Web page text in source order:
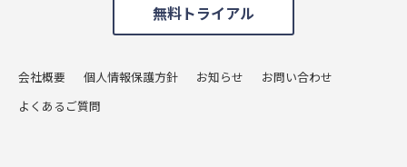
無料トライアル
会社概要 個人情報保護方針 お知らせ
お問い合わせ
よくあるご質問